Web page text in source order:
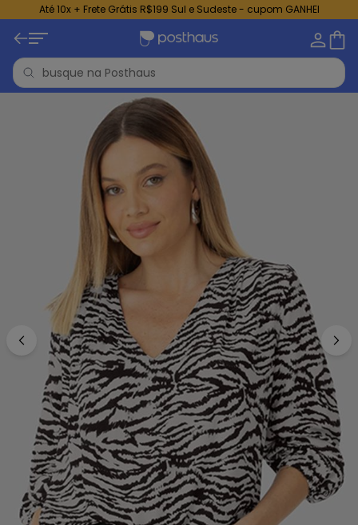
Até 10x + Frete Grátis R$199 Sul e Sudeste - cupom GANHEI